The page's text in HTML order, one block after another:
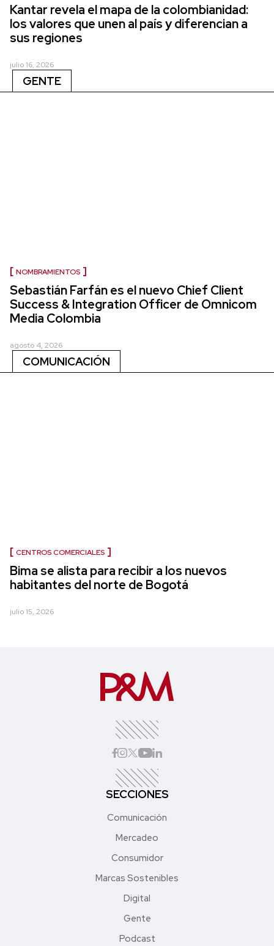
Kantar revela el mapa de la colombianidad:
los valores que unen al país y diferencian a
sus regiones
julio 16, 2026
GENTE
NOMBRAMIENTOS
Sebastián Farfán es el nuevo Chief Client
Success & Integration Officer de Omnicom
Media Colombia
agosto 4, 2026
COMUNICACIÓN
CENTROS COMERCIALES
Bima se alista para recibir a los nuevos
habitantes del norte de Bogotá
julio 15, 2026
SECCIONES
Comunicación
Mercadeo
Consumidor
Marcas Sostenibles
Digital
Gente
Podcast